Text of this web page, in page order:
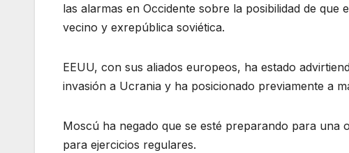
las alarmas en Occidente sobre la posibilidad de
vecino y exrepública soviética.
EEUU, con sus aliados europeos, ha estado
invasión a Ucrania y ha posicionado previamente a
Moscú ha negado que se esté preparando para una
para ejercicios regulares.